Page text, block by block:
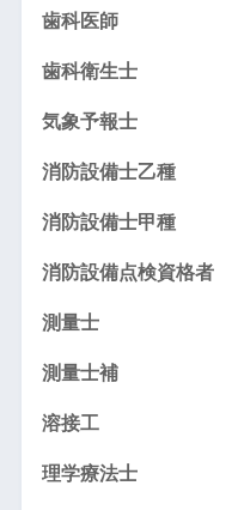
歯科医師
歯科衛生士
気象予報士
消防設備士乙種
消防設備士甲種
消防設備点検資格者
測量士
測量士補
溶接工
理学療法士